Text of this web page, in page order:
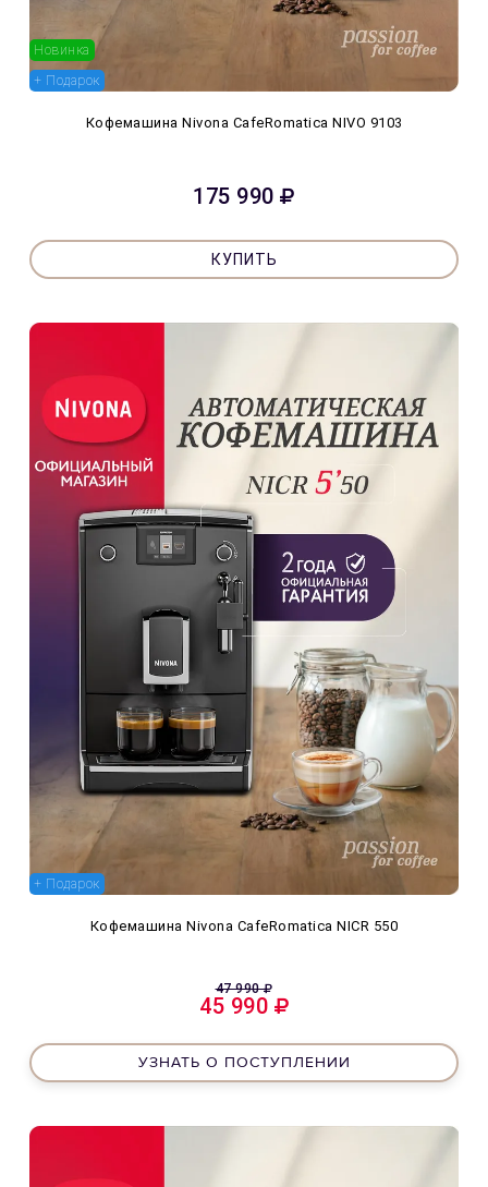
Новинка
+ Подарок
Кофемашина Nivona CafeRomatica NIVO 9103
175 990
КУПИТЬ
+ Подарок
Кофемашина Nivona CafeRomatica NICR 550
47 990
45 990
УЗНАТЬ О ПОСТУПЛЕНИИ